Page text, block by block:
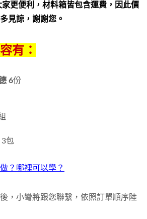
更便利，材料箱皆包含運費，因此價
見諒，謝謝您。
有：
6份
3包
？哪裡可以學？
，小彎將跟您聯繫，依照訂單順序陸